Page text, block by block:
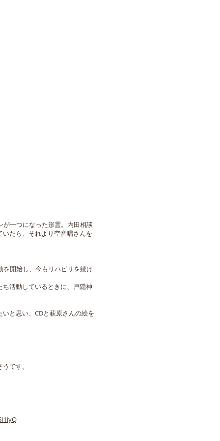
一つになった形霊。内田相談
たら、それより空音唱さんを
開始し、今もリハビリを続け
活動しているときに、戸隠神
と思い、CDと萩原さんの絵を
です。